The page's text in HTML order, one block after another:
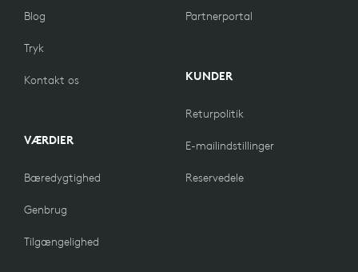
Blog
Tryk
Kontakt os
VÆRDIER
Bæredygtighed
Genbrug
Tilgængelighed
Partnerportal
KUNDER
Returpolitik
E-mailindstillinger
Reservedele